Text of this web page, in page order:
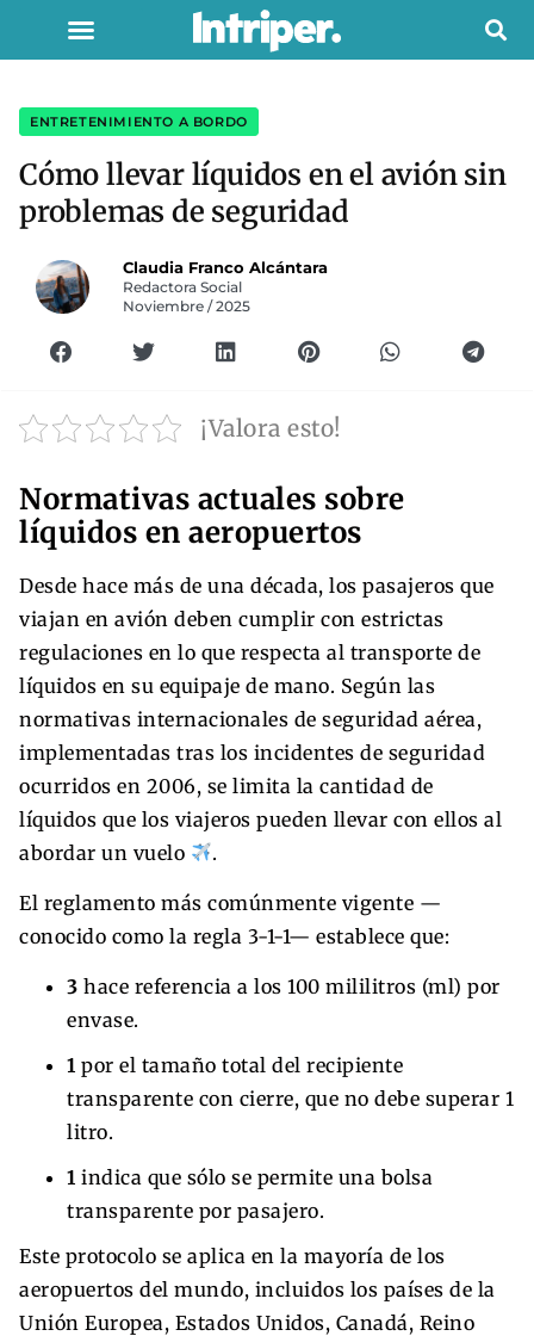
ENTRETENIMIENTO A BORDO
Cómo llevar líquidos en el avión sin
problemas de seguridad
Claudia Franco Alcántara
Redactora Social
Noviembre / 2025
¡Valora esto!
Normativas actuales sobre
líquidos en aeropuertos
Desde hace más de una década, los pasajeros que
viajan en avión deben cumplir con estrictas
regulaciones en lo que respecta al transporte de
líquidos en su equipaje de mano. Según las
normativas internacionales de seguridad aérea,
implementadas tras los incidentes de seguridad
ocurridos en 2006, se limita la cantidad de
líquidos que los viajeros pueden llevar con ellos al
abordar un vuelo
.
El reglamento más comúnmente vigente —
conocido como la regla 3-1-1— establece que:
3 hace referencia a los 100 mililitros (ml) por
envase.
1 por el tamaño total del recipiente
transparente con cierre, que no debe superar 1
litro.
1 indica que sólo se permite una bolsa
transparente por pasajero.
Este protocolo se aplica en la mayoría de los
aeropuertos del mundo, incluidos los países de la
Unión Europea, Estados Unidos, Canadá, Reino